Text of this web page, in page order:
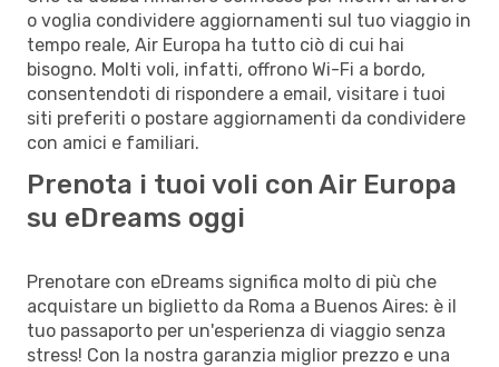
o voglia condividere aggiornamenti sul tuo viaggio in
tempo reale, Air Europa ha tutto ciò di cui hai
bisogno. Molti voli, infatti, offrono Wi-Fi a bordo,
consentendoti di rispondere a email, visitare i tuoi
siti preferiti o postare aggiornamenti da condividere
con amici e familiari.
Prenota i tuoi voli con Air Europa
su eDreams oggi
Prenotare con eDreams significa molto di più che
acquistare un biglietto da Roma a Buenos Aires: è il
tuo passaporto per un'esperienza di viaggio senza
stress! Con la nostra garanzia miglior prezzo e una